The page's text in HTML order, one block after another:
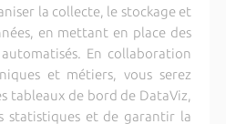
la collecte, le stockage et
en mettant en place des
En collaboration
et métiers, vous serez
tableaux de bord de DataViz,
statistiques et de garantir la